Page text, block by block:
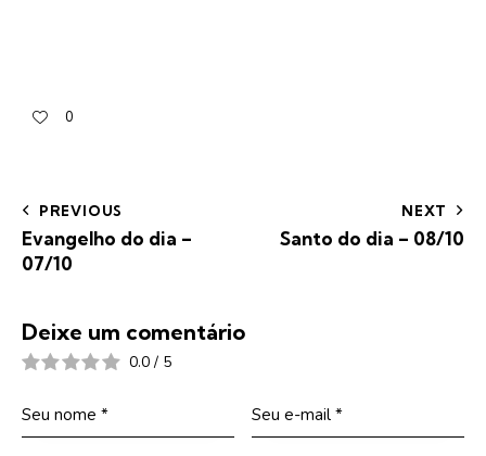
0
PREVIOUS
Evangelho do dia –
07/10
NEXT
Santo do dia – 08/10
Deixe um comentário
0.0 / 5